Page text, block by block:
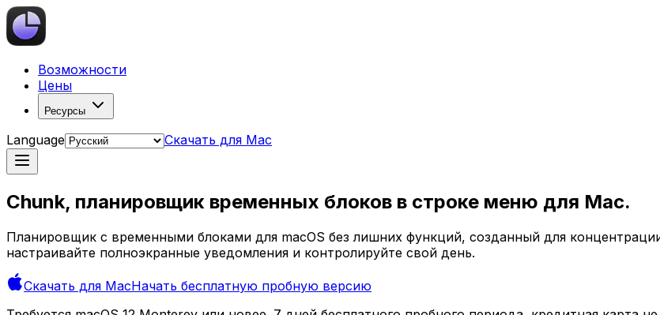
Возможности
Цены
Ресурсы
Language Скачать для Mac
Chunk, планировщик временных блоков в строке меню для Mac.
Планировщик с временными блоками для macOS без лишних функций, созданный для
настраивайте полноэкранные уведомления и контролируйте свой день.
Скачать для MacНачать бесплатную пробную версию